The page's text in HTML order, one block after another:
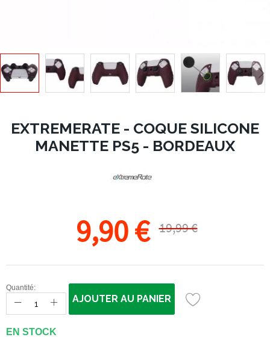
EXTREMERATE - COQUE SILICONE
MANETTE PS5 - BORDEAUX
9,90 € 19,99 €
Quantité:
AJOUTER AU PANIER
EN STOCK